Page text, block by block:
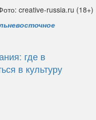
creative-russia.ru (18+)
где в
в культуру